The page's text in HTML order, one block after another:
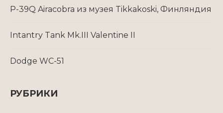
P-39Q Airacobra из музея Tikkakoski, Финляндия
Intantry Tank Mk.III Valentine II
Dodge WC-51
РУБРИКИ